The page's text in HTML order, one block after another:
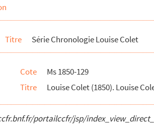
(1845-1848). Louise Colet (1849).
I. Notes diverses II.
Titre Série Chronologie Louise Colet
Cote
Ms 1850-129
Titre
Louise Colet (1850). Louise
portailccfr/jsp/